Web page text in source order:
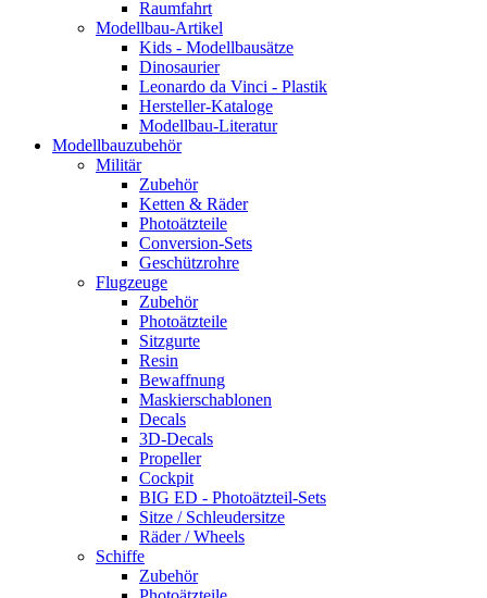
Raumfahrt
Modellbau-Artikel
Kids - Modellbausätze
Dinosaurier
Leonardo da Vinci - Plastik
Hersteller-Kataloge
Modellbau-Literatur
Modellbauzubehör
Militär
Zubehör
Ketten & Räder
Photoätzteile
Conversion-Sets
Geschützrohre
Flugzeuge
Zubehör
Photoätzteile
Sitzgurte
Resin
Bewaffnung
Maskierschablonen
Decals
3D-Decals
Propeller
Cockpit
BIG ED - Photoätzteil-Sets
Sitze / Schleudersitze
Räder / Wheels
Schiffe
Zubehör